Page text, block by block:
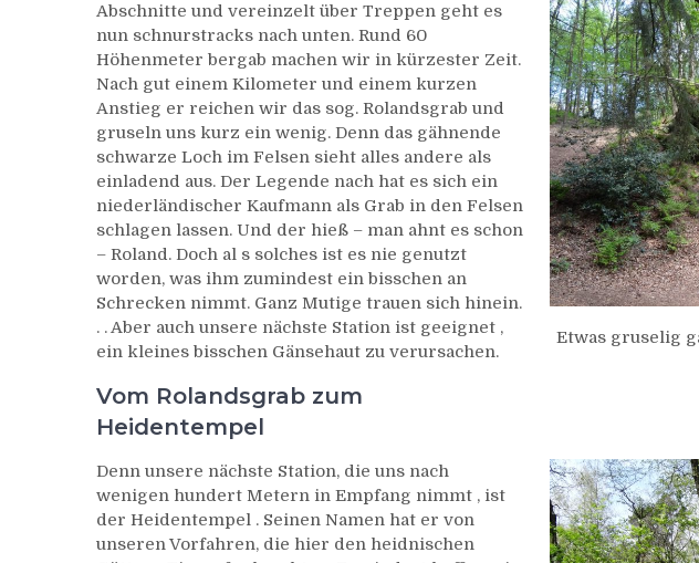
Etwas gruselig
Abschnitte und vereinzelt über Treppen geht es
nun schnurstracks nach unten. Rund 60
Höhenmeter bergab machen wir in kürzester Zeit.
Nach gut einem Kilometer und einem kurzen
Anstieg er reichen wir das sog. Rolandsgrab und
gruseln uns kurz ein wenig. Denn das gähnende
schwarze Loch im Felsen sieht alles andere als
einladend aus. Der Legende nach hat es sich ein
niederländischer Kaufmann als Grab in den Felsen
schlagen lassen. Und der hieß – man ahnt es schon
– Roland. Doch al s solches ist es nie genutzt
worden, was ihm zumindest ein bisschen an
Schrecken nimmt. Ganz Mutige trauen sich hinein.
. . Aber auch unsere nächste Station ist geeignet ,
ein kleines bisschen Gänsehaut zu verursachen.
Vom Rolandsgrab zum
Heidentempel
Denn unsere nächste Station, die uns nach
wenigen hundert Metern in Empfang nimmt , ist
der Heidentempel . Seinen Namen hat er von
unseren Vorfahren, die hier den heidnischen